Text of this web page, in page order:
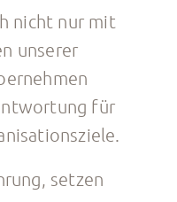
nicht nur mit
unserer
für
setzen